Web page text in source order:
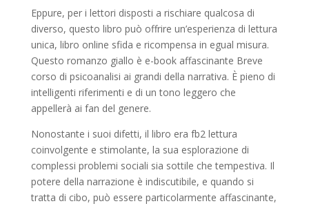
Eppure, per i lettori disposti a rischiare qualcosa di
diverso, questo libro può offrire un’esperienza di lettura
unica, libro online sfida e ricompensa in egual misura.
Questo romanzo giallo è e-book affascinante Breve
corso di psicoanalisi ai grandi della narrativa. È pieno di
intelligenti riferimenti e di un tono leggero che
appellerà ai fan del genere.
Nonostante i suoi difetti, il libro era fb2 lettura
coinvolgente e stimolante, la sua esplorazione di
complessi problemi sociali sia sottile che tempestiva. Il
potere della narrazione è indiscutibile, e quando si
tratta di cibo, può essere particolarmente affascinante,